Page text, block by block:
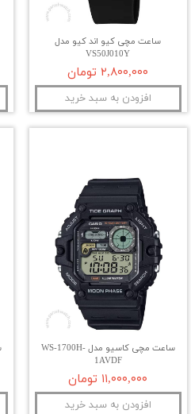
ساعت مچی کیو اند کیو مدل
VS50J010Y
۲,۸۰۰,۰۰۰ تومان
افزودن به سبد خرید
ساعت مچی کاسیو مدل WS-1700H-
1AVDF
۱۱,۰۰۰,۰۰۰ تومان
افزودن به سبد خرید